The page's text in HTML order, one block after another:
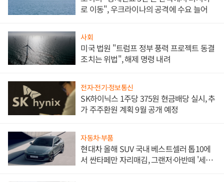
로 이동", 우크라이나의 공격에 수요 늘어
사회
미국 법원 "트럼프 정부 풍력 프로젝트 동결
조치는 위법", 해제 명령 내려
전자·전기·정보통신
SK하이닉스 1주당 375원 현금배당 실시, 추
가 주주환원 계획 9월 공개 예정
자동차·부품
현대차 올해 SUV 국내 베스트셀러 톱10에
서 싼타페만 자리매김, 그랜저·아반떼 '세단